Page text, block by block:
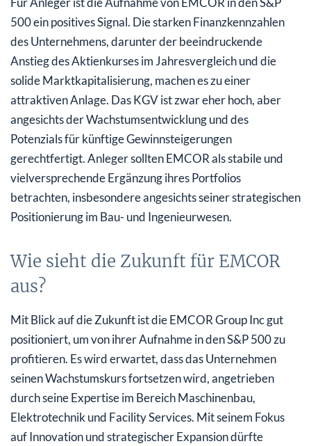
500 ein positives Signal. Die starken Finanzkennzahlen
des Unternehmens, darunter der beeindruckende
Anstieg des Aktienkurses im Jahresvergleich und die
solide Marktkapitalisierung, machen es zu einer
attraktiven Anlage. Das KGV ist zwar eher hoch, aber
angesichts der Wachstumsentwicklung und des
Potenzials für künftige Gewinnsteigerungen
gerechtfertigt. Anleger sollten EMCOR als stabile und
vielversprechende Ergänzung ihres Portfolios
betrachten, insbesondere angesichts seiner strategischen
Positionierung im Bau- und Ingenieurwesen.
Wie sieht die Zukunft für EMCOR
aus?
Mit Blick auf die Zukunft ist die EMCOR Group Inc gut
positioniert, um von ihrer Aufnahme in den S&P 500 zu
profitieren. Es wird erwartet, dass das Unternehmen
seinen Wachstumskurs fortsetzen wird, angetrieben
durch seine Expertise im Bereich Maschinenbau,
Elektrotechnik und Facility Services. Mit seinem Fokus
auf Innovation und strategischer Expansion dürfte